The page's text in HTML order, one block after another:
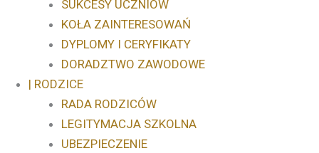
SUKCESY UCZNIÓW
KOŁA ZAINTERESOWAŃ
DYPLOMY I CERYFIKATY
DORADZTWO ZAWODOWE
| RODZICE
RADA RODZICÓW
LEGITYMACJA SZKOLNA
UBEZPIECZENIE